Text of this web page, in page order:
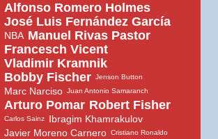
Alfonso Romero Holmes
José Luis Fernández García
NBA Manuel Rivas Pastor
Francesch Vicent
Vladimir Kramnik
Bobby Fischer Jenson Button
Marc Narciso Juan Antonio Samaranch
Arturo Pomar Robert Fisher
Carlos Sainz
Ibragim Khamrakulov
Javier Moreno Carnero Cristiano Ronaldo